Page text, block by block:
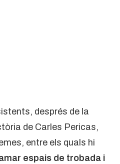
després de la
de Carles Pericas,
entre els quals hi
espais de trobada i